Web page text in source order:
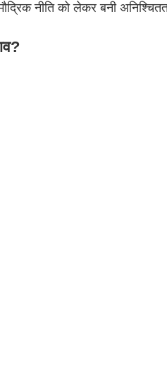
नीति को लेकर बनी